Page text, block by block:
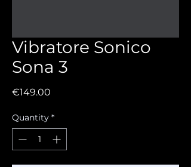
Vibratore Sonico
Sona 3
€149.00
Quantity *